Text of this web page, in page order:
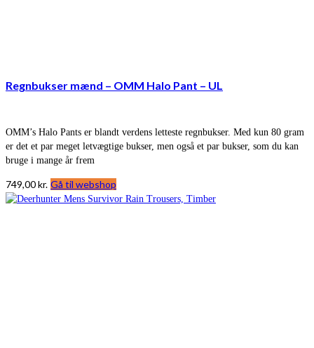
Regnbukser mænd – OMM Halo Pant – UL
OMM’s Halo Pants er blandt verdens letteste regnbukser. Med kun 80 gram
er det et par meget letvægtige bukser, men også et par bukser, som du kan
bruge i mange år frem
749,00kr. Gå til webshop